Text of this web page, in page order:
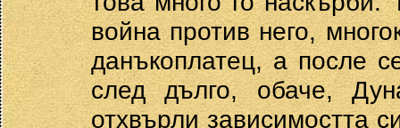
война против него,
данъкоплатец, а после
след дълго, обаче,
отхвърли зависимостта